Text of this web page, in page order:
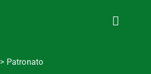
Patronato